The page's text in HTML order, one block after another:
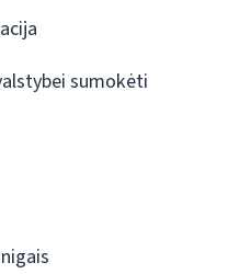
sumokėti